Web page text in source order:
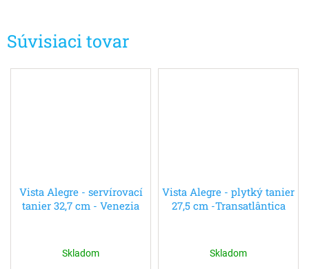
Súvisiaci tovar
Vista Alegre - servírovací
tanier 32,7 cm - Venezia
Skladom
Vista Alegre - plytký tanier
27,5 cm -Transatlântica
Skladom